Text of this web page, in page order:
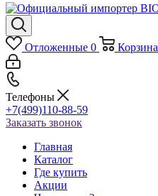
Отложенные 0 Корзина
Телефоны
+7(499)110-88-59
Заказать звонок
Главная
Каталог
Где купить
Акции